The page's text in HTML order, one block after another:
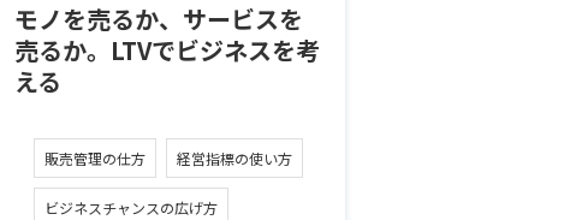
モノを売るか、サービスを
売るか。LTVでビジネスを考
える
販売管理の仕方 経営指標の使い方
ビジネスチャンスの広げ方